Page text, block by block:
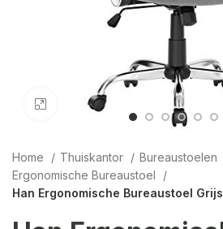
Click to enlarge
Home Thuiskantor
Bureaustoelen
Ergonomische Bureaustoel
Han Ergonomische Bureaustoel Grijs